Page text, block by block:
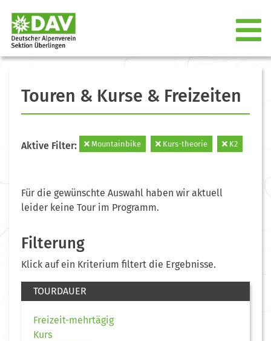
Touren & Kurse & Freizeiten
Aktive Filter: Mountainbike Kurs-theorie K2
Für die gewünschte Auswahl haben wir aktuell
leider keine Tour im Programm.
Filterung
Klick auf ein Kriterium filtert die Ergebnisse.
TOURDAUER
Freizeit-mehrtägig
Kurs